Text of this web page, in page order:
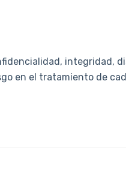
integridad,
en el tratamiento de